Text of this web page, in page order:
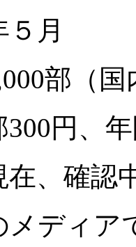
月
部（
円、
在、確認
メディア